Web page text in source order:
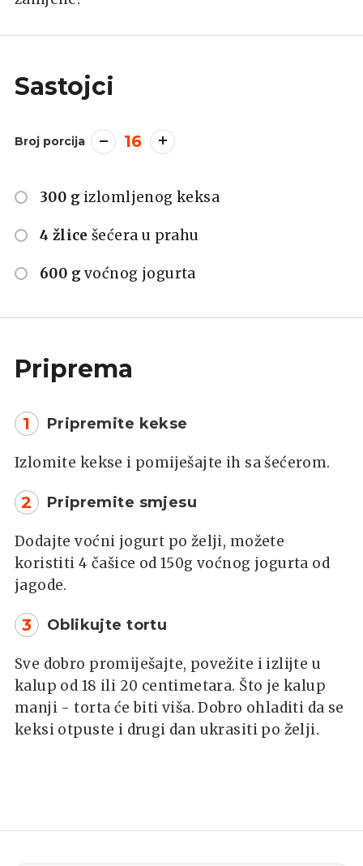
Sastojci
Broj porcija 16
300 g izlomljenog keksa
4 žlice šećera u prahu
600 g voćnog jogurta
Priprema
1 Pripremite kekse
Izlomite kekse i pomiješajte ih sa šećerom.
2 Pripremite smjesu
Dodajte voćni jogurt po želji, možete
koristiti 4 čašice od 150g voćnog jogurta od
jagode.
3 Oblikujte tortu
Sve dobro promiješajte, povežite i izlijte u
kalup od 18 ili 20 centimetara. Što je kalup
manji - torta će biti viša. Dobro ohladiti da se
keksi otpuste i drugi dan ukrasiti po želji.